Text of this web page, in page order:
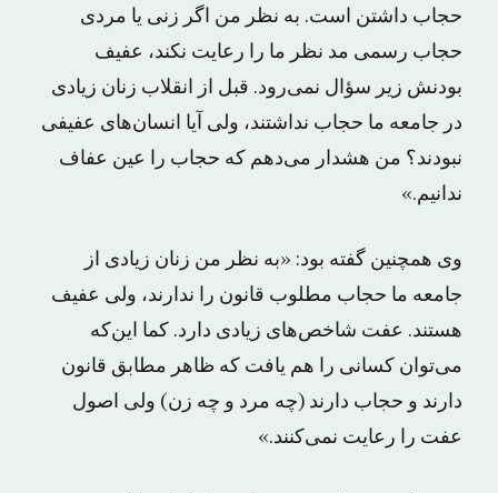
حجاب داشتن است. به نظر من اگر زنی یا مردی
حجاب رسمی مد نظر ما را رعایت نکند، عفیف
بودنش زیر سؤال نمی‌رود. قبل از انقلاب زنان زیادی
در جامعه ما حجاب نداشتند، ولی آیا انسان‌های عفیفی
نبودند؟ من هشدار می‌دهم که حجاب را عین عفاف
ندانیم.»
وی همچنین گفته بود: «به نظر من زنان زیادی از
جامعه ما حجاب مطلوب قانون را ندارند، ولی عفیف
هستند. عفت شاخص‌های زیادی دارد. کما این‌که
می‌توان کسانی را هم یافت که ظاهر مطابق قانون
دارند و حجاب دارند (چه مرد و چه زن) ولی اصول
عفت را رعایت نمی‌کنند.»